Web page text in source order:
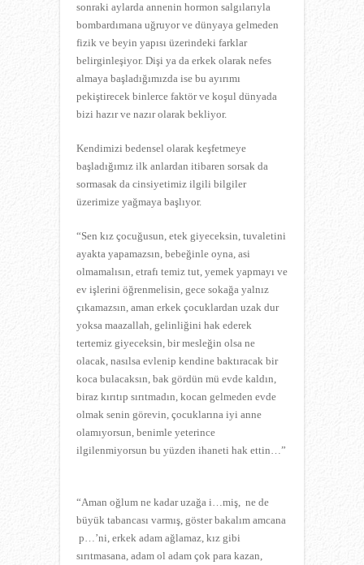
sonraki aylarda annenin hormon salgılarıyla
bombardımana uğruyor ve dünyaya gelmeden
fizik ve beyin yapısı üzerindeki farklar
belirginleşiyor. Dişi ya da erkek olarak nefes
almaya başladığımızda ise bu ayırımı
pekiştirecek binlerce faktör ve koşul dünyada
bizi hazır ve nazır olarak bekliyor.
Kendimizi bedensel olarak keşfetmeye
başladığımız ilk anlardan itibaren sorsak da
sormasak da cinsiyetimiz ilgili bilgiler
üzerimize yağmaya başlıyor.
“Sen kız çocuğusun, etek giyeceksin, tuvaletini
ayakta yapamazsın, bebeğinle oyna, asi
olmamalısın, etrafı temiz tut, yemek yapmayı ve
ev işlerini öğrenmelisin, gece sokağa yalnız
çıkamazsın, aman erkek çocuklardan uzak dur
yoksa maazallah, gelinliğini hak ederek
tertemiz giyeceksin, bir mesleğin olsa ne
olacak, nasılsa evlenip kendine baktıracak bir
koca bulacaksın, bak gördün mü evde kaldın,
biraz kırıtıp sırıtmadın, kocan gelmeden evde
olmak senin görevin, çocuklarına iyi anne
olamıyorsun, benimle yeterince
ilgilenmiyorsun bu yüzden ihaneti hak ettin…”
“Aman oğlum ne kadar uzağa i…miş, ne de
büyük tabancası varmış, göster bakalım amcana
p…’ni, erkek adam ağlamaz, kız gibi
sırıtmasana, adam ol adam çok para kazan,